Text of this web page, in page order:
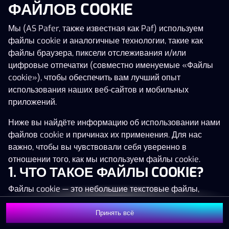
Нажми в любое место!
MEGA 1 371 047 €
MAJOR 18 751 €Присоединиться
ФАЙЛОВ COOKIE
Мы (AS Pafer, также известная как Paf) используем
файлы cookie и аналогичные технологии, такие как
файлы браузера, пиксели отслеживания и/или
цифровые отпечатки (совместно именуемые «Файлы
cookie»), чтобы обеспечить вам лучший опыт
использования наших веб-сайтов и мобильных
приложений.
Ниже вы найдёте информацию об использовании нами
файлов cookie и причинах их применения. Для нас
важно, чтобы вы чувствовали себя уверенно в
отношении того, как мы используем файлы cookie.
1. ЧТО ТАКОЕ ФАЙЛЫ COOKIE?
Файлы cookie — это небольшие текстовые файлы,
которые сохраняются на вашем устройстве (например,
на компьютере, мобильном телефоне или планшете)
при посещении наших веб-сайтов. Размещение
Принять всё